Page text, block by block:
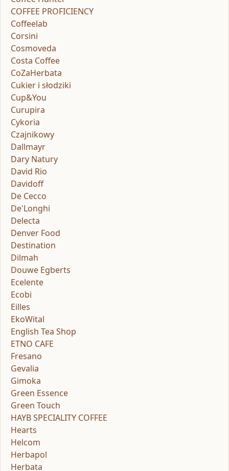
COFFEE PROFICIENCY
Coffeelab
Corsini
Cosmoveda
Costa Coffee
CoZaHerbata
Cukier i słodziki
Cup&You
Curupira
Cykoria
Czajnikowy
Dallmayr
Dary Natury
David Rio
Davidoff
De Cecco
De'Longhi
Delecta
Denver Food
Destination
Dilmah
Douwe Egberts
Ecelente
Ecobi
Eilles
EkoWital
English Tea Shop
ETNO CAFE
Fresano
Gevalia
Gimoka
Green Essence
Green Touch
HAYB SPECIALITY COFFEE
Hearts
Helcom
Herbapol
Herbata